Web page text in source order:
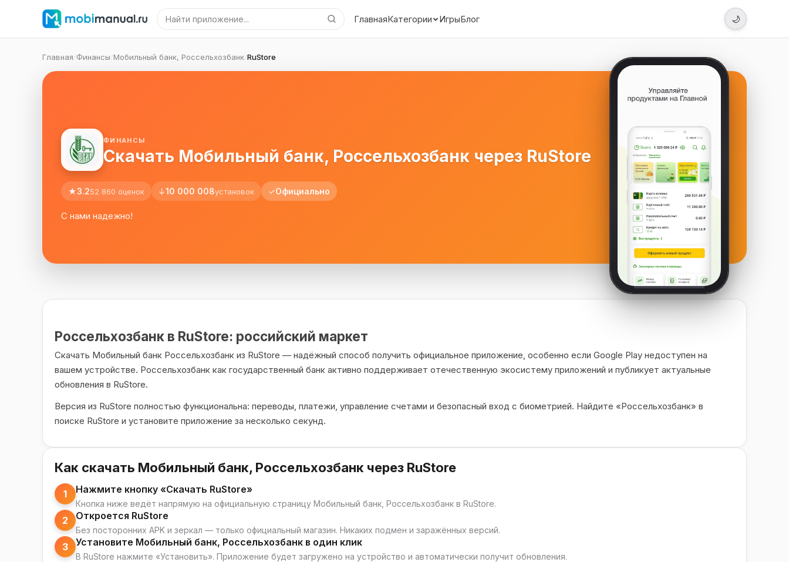
ГлавнаяКатегории ИгрыБлог 🌙
Главная Финансы Мобильный банк, Россельхозбанк RuStore
ФИНАНСЫ
Скачать Мобильный банк, Россельхозбанк через RuStore
★3.252 860 оценок ↓10 000 008установок ✓Официально
С нами надежно!
Россельхозбанк в RuStore: российский маркет
Скачать Мобильный банк Россельхозбанк из RuStore — надёжный способ получить официальное приложение, особенно если Google Play недоступен на
вашем устройстве. Россельхозбанк как государственный банк активно поддерживает отечественную экосистему приложений и публикует актуальные
обновления в RuStore.
Версия из RuStore полностью функциональна: переводы, платежи, управление счетами и безопасный вход с биометрией. Найдите «Россельхозбанк» в
поиске RuStore и установите приложение за несколько секунд.
Как скачать Мобильный банк, Россельхозбанк через RuStore
1 Нажмите кнопку «Скачать RuStore»
Кнопка ниже ведёт напрямую на официальную страницу Мобильный банк, Россельхозбанк в RuStore.
2 Откроется RuStore
Без посторонних APK и зеркал — только официальный магазин. Никаких подмен и заражённых версий.
3 Установите Мобильный банк, Россельхозбанк в один клик
В RuStore нажмите «Установить». Приложение будет загружено на устройство и автоматически получит обновления.